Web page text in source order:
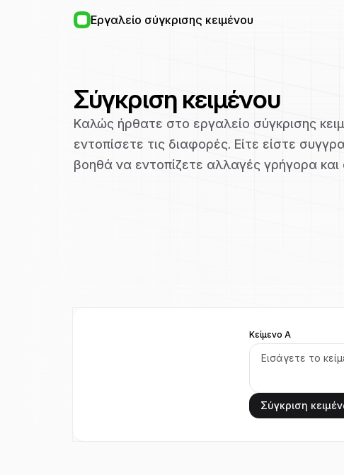
Εργαλείο σύγκρισης κειμένου
Σύγκριση κειμένου
Καλώς ήρθατε στο εργαλείο σύγκρισης
εντοπίσετε τις διαφορές. Είτε είστε
βοηθά να εντοπίζετε αλλαγές γρήγορα και
Κείμενο Α
Σύγκριση